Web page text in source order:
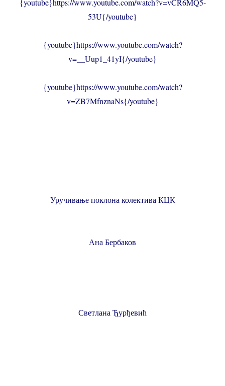
{youtube}https://www.youtube.com/watch?v=vCR6MQ5-
53U{/youtube}
{youtube}https://www.youtube.com/watch?
v=__Uup1_41yI{/youtube}
{youtube}https://www.youtube.com/watch?
v=ZB7MfnznaNs{/youtube}
Уручивање поклона колектива КЦК
Ана Бербаков
Светлана Ђурђевић